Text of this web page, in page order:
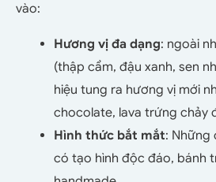
vào:
Hương vị đa dạng: ngoài
(thập cẩm, đậu xanh, sen
hiệu tung ra hương vị mới
chocolate, lava trứng chảy
Hình thức bắt mắt: Những
có tạo hình độc đáo, bánh